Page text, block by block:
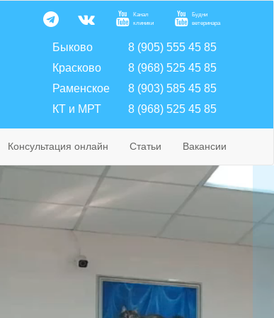
Быково
8 (905) 555 45 85
Красково
8 (968) 525 45 85
Раменское
8 (903) 585 45 85
КТ и МРТ
8 (968) 525 45 85
Канал
клиники
Будни
ветеринара
Консультация онлайн Статьи Вакансии